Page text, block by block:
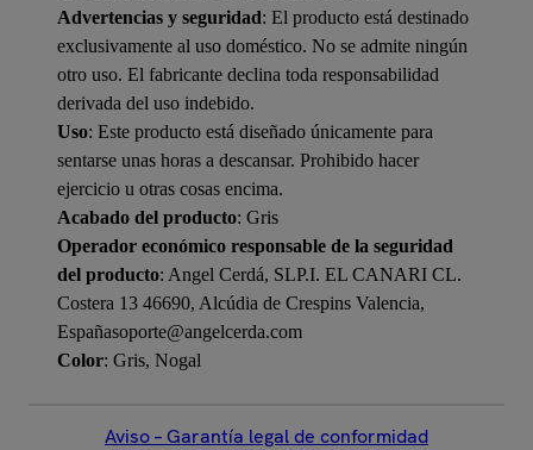
Advertencias y seguridad: El producto está destinado
exclusivamente al uso doméstico. No se admite ningún
otro uso. El fabricante declina toda responsabilidad
derivada del uso indebido.
Uso: Este producto está diseñado únicamente para
sentarse unas horas a descansar. Prohibido hacer
ejercicio u otras cosas encima.
Acabado del producto: Gris
Operador económico responsable de la seguridad
del producto: Angel Cerdá, SLP.I. EL CANARI CL.
Costera 13 46690, Alcúdia de Crespins Valencia,
Españasoporte@angelcerda.com
Color: Gris, Nogal
Aviso – Garantía legal de conformidad